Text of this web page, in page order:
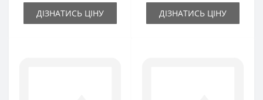
ДІЗНАТИСЬ ЦІНУ ДІЗНАТИСЬ ЦІНУ